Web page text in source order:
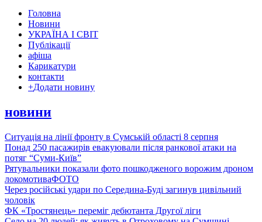
Головна
Новини
УКРАЇНА І СВІТ
Публікації
афіша
Карикатури
контакти
+Додати новину
новини
Ситуація на лінії фронту в Сумській області 8 серпня
Понад 250 пасажирів евакуювали після ранкової атаки на
потяг “Суми-Київ”
Рятувальники показали фото пошкодженого ворожим дроном
локомотиваФОТО
Через російські удари по Середина-Буді загинув цивільний
чоловік
ФК «Тростянець» переміг дебютанта Другої ліги